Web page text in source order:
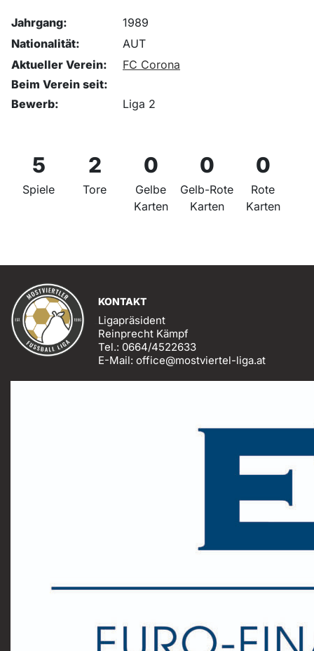
Jahrgang:
1989
Nationalität:
AUT
Aktueller Verein:
FC Corona
Beim Verein seit:
Bewerb:
Liga 2
5
Spiele
2
Tore
0
Gelbe
Karten
0
Gelb-Rote
Karten
0
Rote
Karten
KONTAKT
Ligapräsident
Reinprecht Kämpf
Tel.: 0664/4522633
E-Mail: office@mostviertel-liga.at